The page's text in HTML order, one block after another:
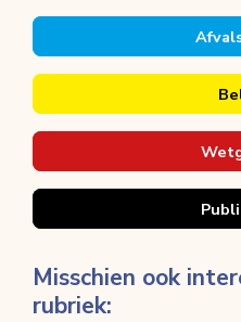
Misschien ook
rubriek: